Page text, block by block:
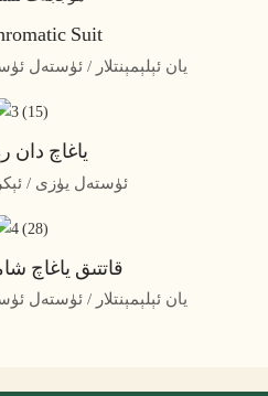
Suit
يان ئېلېمېنتلار / ئۈستەل
ياغاچ دان
ئۈستەل يۈزى /
قاتتىق ياغاچ
يان ئېلېمېنتلار / ئۈستەل